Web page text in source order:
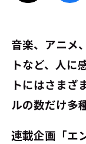
音楽、アニメ
トなど、人に
トにはさまざ
ルの数だけ多
連載企画「エ